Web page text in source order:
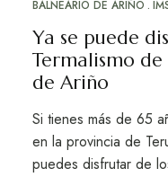
SEP
BALNEARIO DE ARIÑO
Ya se puede
Termalismo
de Ariño
Si tienes más de 65
en la provincia de
puedes disfrutar de